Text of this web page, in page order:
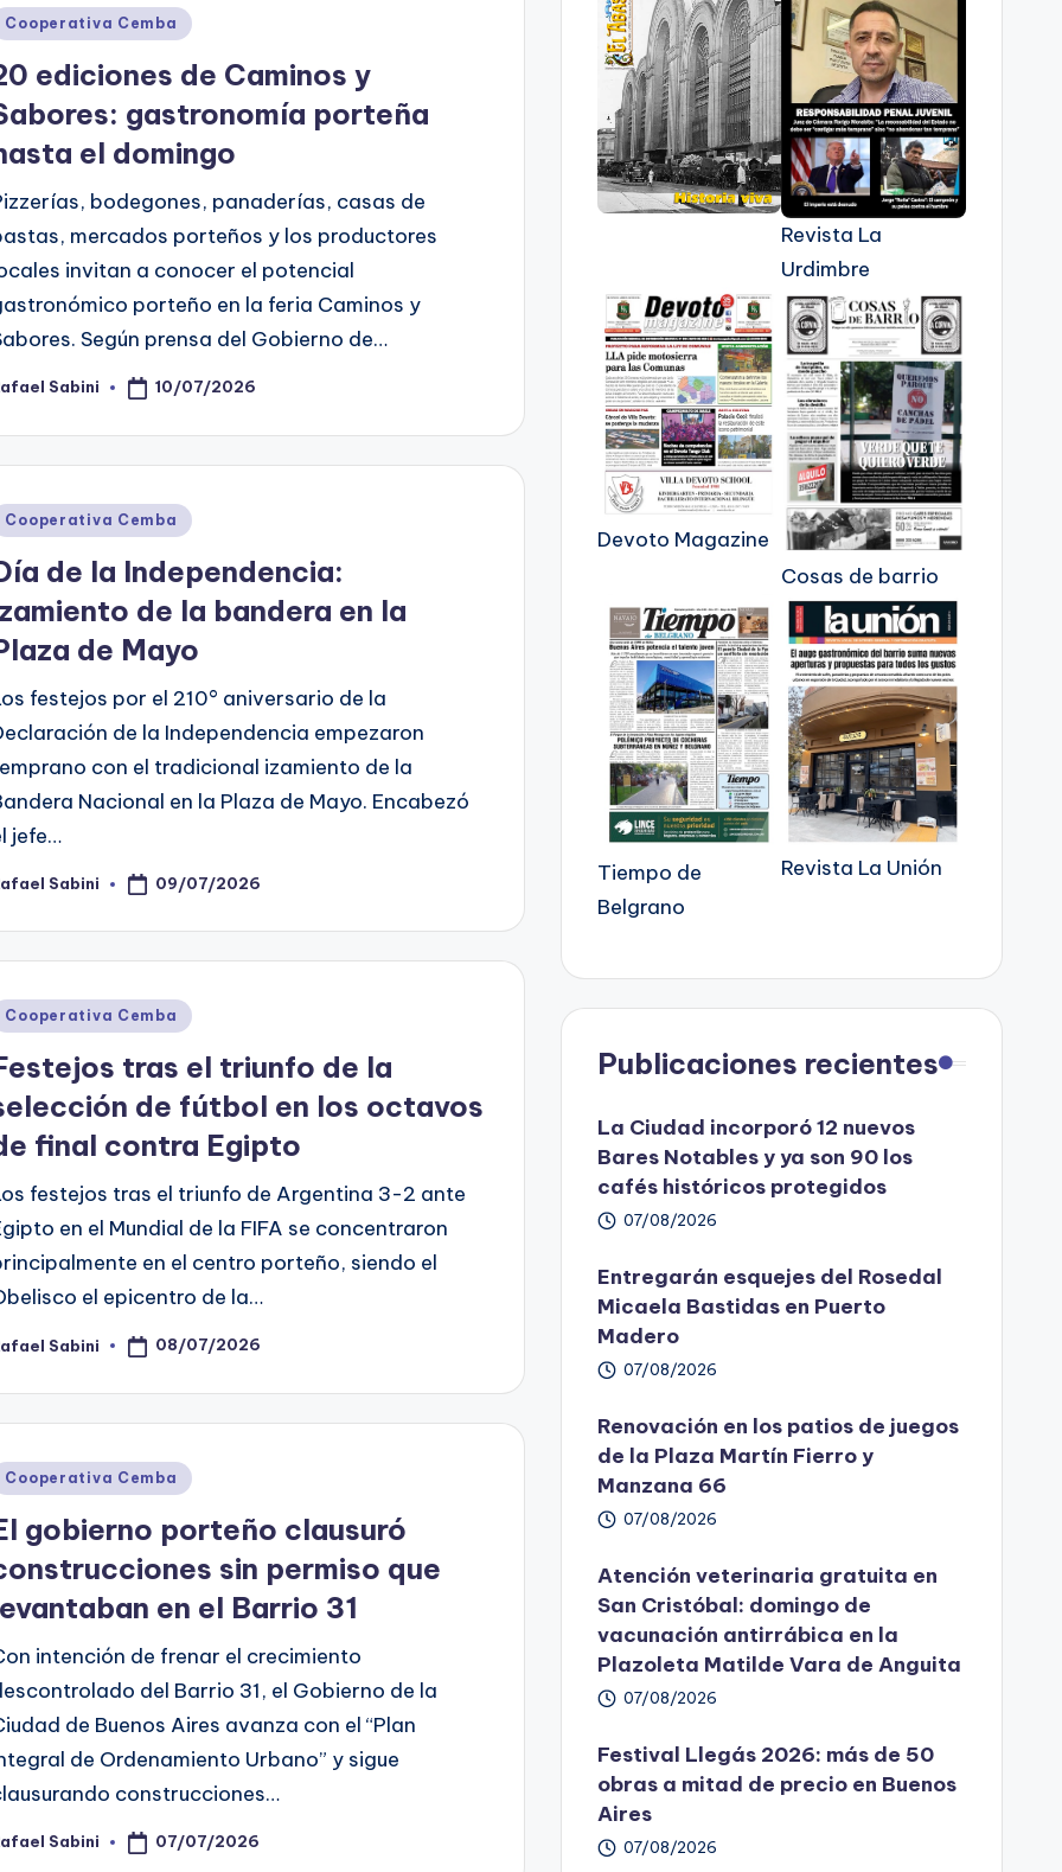
Cooperativa Cemba
ediciones de Caminos y
gastronomía porteña
el domingo
bodegones, panaderías, casas de
mercados porteños y los productores
invitan a conocer el potencial
porteño en la feria Caminos y
Según prensa del Gobierno de…
Sabini 10/07/2026
Cooperativa Cemba
de la Independencia:
de la bandera en la
de Mayo
festejos por el 210° aniversario de la
de la Independencia empezaron
con el tradicional izamiento de la
Nacional en la Plaza de Mayo. Encabezó
jefe…
Sabini 09/07/2026
Cooperativa Cemba
tras el triunfo de la
de fútbol en los octavos
final contra Egipto
festejos tras el triunfo de Argentina 3-2 ante
en el Mundial de la FIFA se concentraron
en el centro porteño, siendo el
el epicentro de la…
Sabini 08/07/2026
Cooperativa Cemba
gobierno porteño clausuró
sin permiso que
en el Barrio 31
intención de frenar el crecimiento
del Barrio 31, el Gobierno de la
de Buenos Aires avanza con el “Plan
de Ordenamiento Urbano” y sigue
construcciones…
Sabini 07/07/2026
Revista La
Urdimbre
Devoto Magazine
Cosas de barrio
Tiempo de
Belgrano
Revista La Unión
Publicaciones recientes
La Ciudad incorporó 12 nuevos
Bares Notables y ya son 90 los
cafés históricos protegidos
07/08/2026
Entregarán esquejes del Rosedal
Micaela Bastidas en Puerto
Madero
07/08/2026
Renovación en los patios de juegos
de la Plaza Martín Fierro y
Manzana 66
07/08/2026
Atención veterinaria gratuita en
San Cristóbal: domingo de
vacunación antirrábica en la
Plazoleta Matilde Vara de Anguita
07/08/2026
Festival Llegás 2026: más de 50
obras a mitad de precio en Buenos
Aires
07/08/2026